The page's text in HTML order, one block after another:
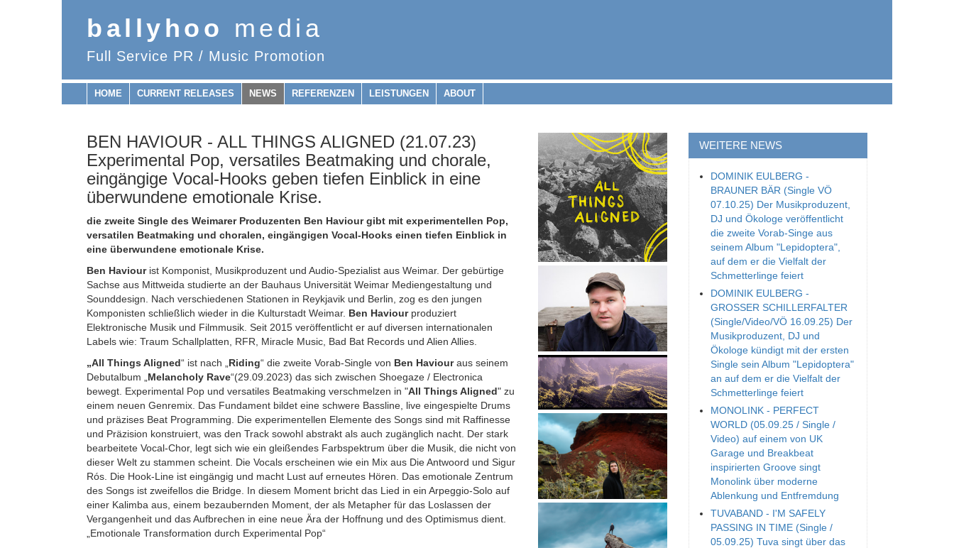
ballyhoo media
Full Service PR / Music Promotion
HOME CURRENT RELEASES NEWS REFERENZEN LEISTUNGEN ABOUT
BEN HAVIOUR - ALL THINGS ALIGNED (21.07.23)
Experimental Pop, versatiles Beatmaking und chorale,
eingängige Vocal-Hooks geben tiefen Einblick in eine
überwundene emotionale Krise.
die zweite Single des Weimarer Produzenten Ben Haviour gibt mit experimentellen Pop,
versatilen Beatmaking und choralen, eingängigen Vocal-Hooks einen tiefen Einblick in
eine überwundene emotionale Krise.
Ben Haviourist Komponist, Musikproduzent und Audio-Spezialist aus Weimar. Der gebürtige
Sachse aus Mittweida studierte an der Bauhaus Universität Weimar Mediengestaltung und
Sounddesign. Nach verschiedenen Stationen in Reykjavik und Berlin, zog es den jungen
Komponisten schließlich wieder in die Kulturstadt Weimar. Ben Haviour produziert
Elektronische Musik und Filmmusik. Seit 2015 veröffentlicht er auf diversen internationalen
Labels wie: Traum Schallplatten, RFR, Miracle Music, Bad Bat Records und Alien Allies.
„All Things Aligned“ ist nach „ Riding“ die zweite Vorab-Single von Ben Haviouraus seinem
Debutalbum „ Melancholy Rave“(29.09.2023) das sich zwischen Shoegaze / Electronica
bewegt. Experimental Pop und versatiles Beatmaking verschmelzen in "All Things Aligned" zu
einem neuen Genremix. Das Fundament bildet eine schwere Bassline, live eingespielte Drums
und präzises Beat Programming. Die experimentellen Elemente des Songs sind mit Raffinesse
und Präzision konstruiert, was den Track sowohl abstrakt als auch zugänglich nacht. Der stark
bearbeitete Vocal-Chor, legt sich wie ein gleißendes Farbspektrum über die Musik, die nicht von
dieser Welt zu stammen scheint. Die Vocals erscheinen wie ein Mix aus Die Antwoord und Sigur
Rós. Die Hook-Line ist eingängig und macht Lust auf erneutes Hören. Das emotionale Zentrum
des Songs ist zweifellos die Bridge. In diesem Moment bricht das Lied in ein Arpeggio-Solo auf
einer Kalimba aus, einem bezaubernden Moment, der als Metapher für das Loslassen der
Vergangenheit und das Aufbrechen in eine neue Ära der Hoffnung und des Optimismus dient.
„Emotionale Transformation durch Experimental Pop“
WEITERE NEWS
DOMINIK EULBERG -
BRAUNER BÄR (Single VÖ
07.10.25) Der Musikproduzent,
DJ und Ökologe veröffentlicht
die zweite Vorab-Singe aus
seinem Album "Lepidoptera",
auf dem er die Vielfalt der
Schmetterlinge feiert
DOMINIK EULBERG -
GROSSER SCHILLERFALTER
(Single/Video/VÖ 16.09.25) Der
Musikproduzent, DJ und
Ökologe kündigt mit der ersten
Single sein Album "Lepidoptera"
an auf dem er die Vielfalt der
Schmetterlinge feiert
MONOLINK - PERFECT
WORLD (05.09.25 / Single /
Video) auf einem von UK
Garage und Breakbeat
inspirierten Groove singt
Monolink über moderne
Ablenkung und Entfremdung
TUVABAND - I'M SAFELY
PASSING IN TIME (Single /
05.09.25) Tuva singt über das